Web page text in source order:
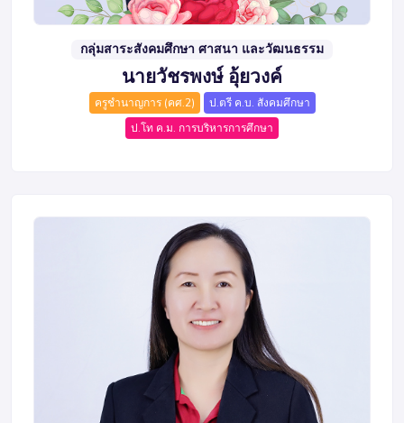
กลุ่มสาระสังคมศึกษา ศาสนา และวัฒนธรรม
นายวัชรพงษ์ อุ้ยวงค์
ครูชำนาญการ (คศ.2)
ป.ตรี ค.บ. สังคมศึกษา
ป.โท ค.ม. การบริหารการศึกษา